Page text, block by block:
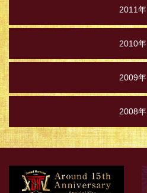
2011年
2010年
2009年
2008年